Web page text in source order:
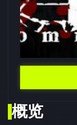
概览